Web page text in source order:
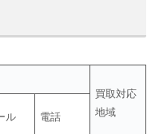
買取対応
地域
ル 電話